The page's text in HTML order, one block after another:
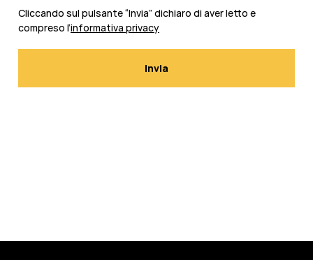
Cliccando sul pulsante “Invia” dichiaro di aver letto e
compreso l’informativa privacy